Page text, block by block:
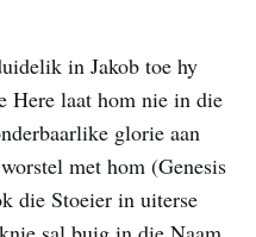
in Jakob toe hy
Here laat hom nie in die
glorie aan
met hom (Genesis
die Stoeier in uiterse